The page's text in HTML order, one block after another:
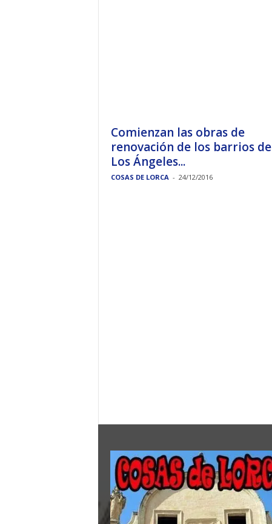
Comienzan las obras de
renovación de los barrios de
Los Ángeles...
COSAS DE LORCA - 24/12/2016